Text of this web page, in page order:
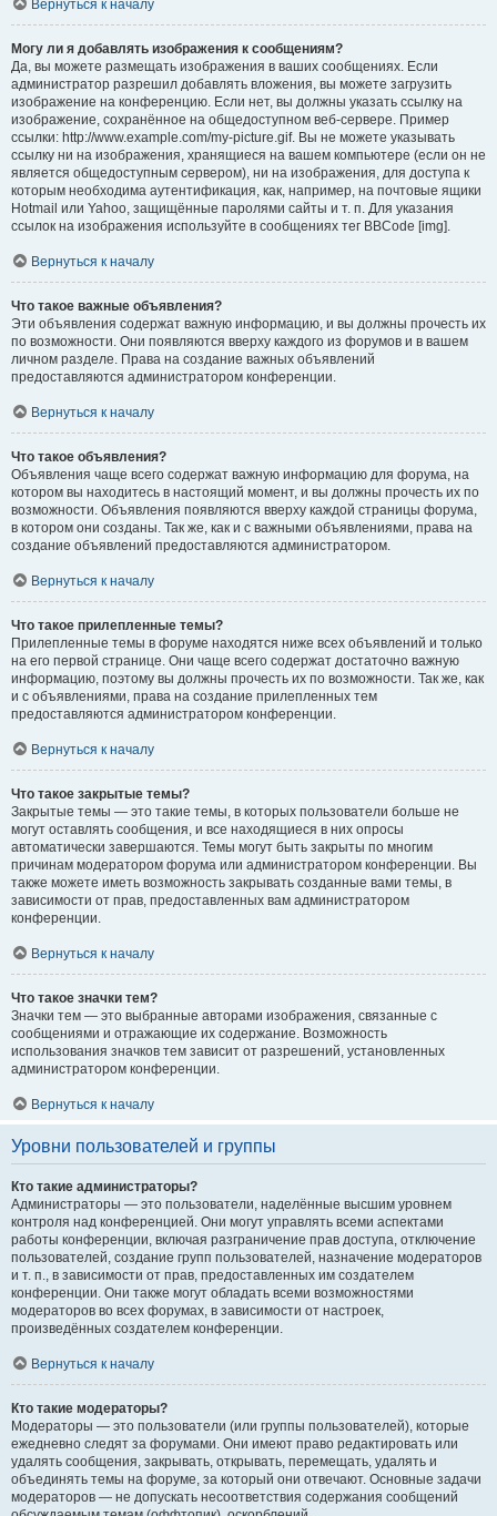
Вернуться к началу
Могу ли я добавлять изображения к сообщениям?
Да, вы можете размещать изображения в ваших сообщениях. Если
администратор разрешил добавлять вложения, вы можете загрузить
изображение на конференцию. Если нет, вы должны указать ссылку на
изображение, сохранённое на общедоступном веб-сервере. Пример
ссылки: http://www.example.com/my-picture.gif. Вы не можете указывать
ссылку ни на изображения, хранящиеся на вашем компьютере (если он не
является общедоступным сервером), ни на изображения, для доступа к
которым необходима аутентификация, как, например, на почтовые ящики
Hotmail или Yahoo, защищённые паролями сайты и т. п. Для указания
ссылок на изображения используйте в сообщениях тег BBCode [img].
Вернуться к началу
Что такое важные объявления?
Эти объявления содержат важную информацию, и вы должны прочесть их
по возможности. Они появляются вверху каждого из форумов и в вашем
личном разделе. Права на создание важных объявлений
предоставляются администратором конференции.
Вернуться к началу
Что такое объявления?
Объявления чаще всего содержат важную информацию для форума, на
котором вы находитесь в настоящий момент, и вы должны прочесть их по
возможности. Объявления появляются вверху каждой страницы форума,
в котором они созданы. Так же, как и с важными объявлениями, права на
создание объявлений предоставляются администратором.
Вернуться к началу
Что такое прилепленные темы?
Прилепленные темы в форуме находятся ниже всех объявлений и только
на его первой странице. Они чаще всего содержат достаточно важную
информацию, поэтому вы должны прочесть их по возможности. Так же, как
и с объявлениями, права на создание прилепленных тем
предоставляются администратором конференции.
Вернуться к началу
Что такое закрытые темы?
Закрытые темы — это такие темы, в которых пользователи больше не
могут оставлять сообщения, и все находящиеся в них опросы
автоматически завершаются. Темы могут быть закрыты по многим
причинам модератором форума или администратором конференции. Вы
также можете иметь возможность закрывать созданные вами темы, в
зависимости от прав, предоставленных вам администратором
конференции.
Вернуться к началу
Что такое значки тем?
Значки тем — это выбранные авторами изображения, связанные с
сообщениями и отражающие их содержание. Возможность
использования значков тем зависит от разрешений, установленных
администратором конференции.
Вернуться к началу
Уровни пользователей и группы
Кто такие администраторы?
Администраторы — это пользователи, наделённые высшим уровнем
контроля над конференцией. Они могут управлять всеми аспектами
работы конференции, включая разграничение прав доступа, отключение
пользователей, создание групп пользователей, назначение модераторов
и т. п., в зависимости от прав, предоставленных им создателем
конференции. Они также могут обладать всеми возможностями
модераторов во всех форумах, в зависимости от настроек,
произведённых создателем конференции.
Вернуться к началу
Кто такие модераторы?
Модераторы — это пользователи (или группы пользователей), которые
ежедневно следят за форумами. Они имеют право редактировать или
удалять сообщения, закрывать, открывать, перемещать, удалять и
объединять темы на форуме, за который они отвечают. Основные задачи
модераторов — не допускать несоответствия содержания сообщений